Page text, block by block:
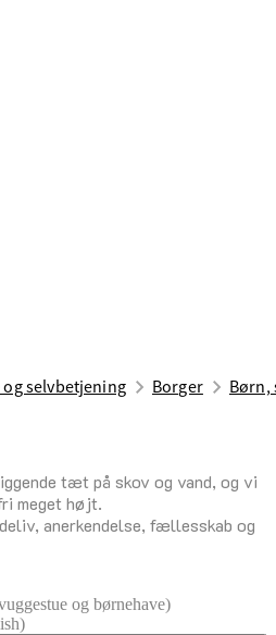
og selvbetjening Borger Børn,
tæt på skov og vand, og vi
meget højt.
anerkendelse, fællesskab og
og børnehave)